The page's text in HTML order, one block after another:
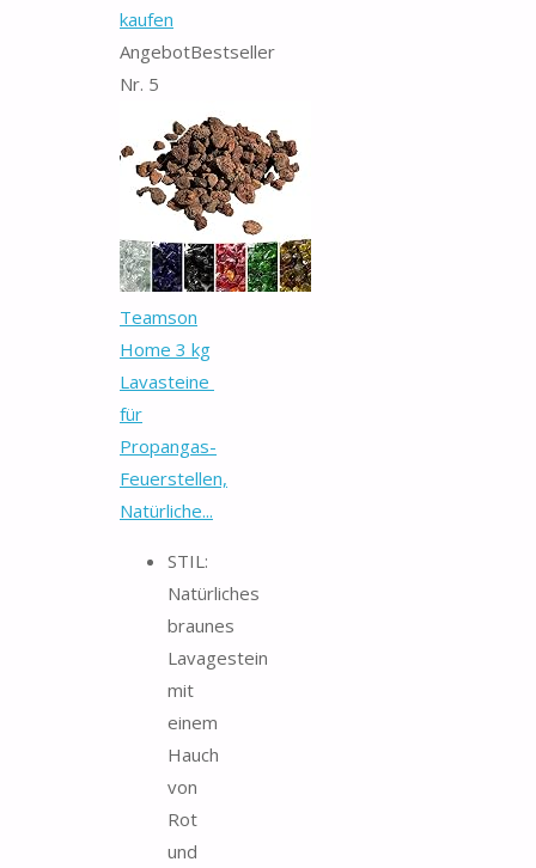
kaufen
AngebotBestseller
Nr. 5
Teamson
Home 3 kg
Lavasteine ​​
für
Propangas-
Feuerstellen,
Natürliche...
STIL:
Natürliches
braunes
Lavagestein
mit
einem
Hauch
von
Rot
und